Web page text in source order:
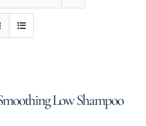
Low Shampoo